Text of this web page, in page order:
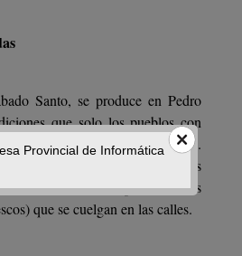
Santo, se produce en Pedro
que solo los pueblos con
conservar: la quema de los judas.
entre burlas y algarabía de los
del tambor se queman a los
que se cuelgan en las calles.
Provincial de Informática